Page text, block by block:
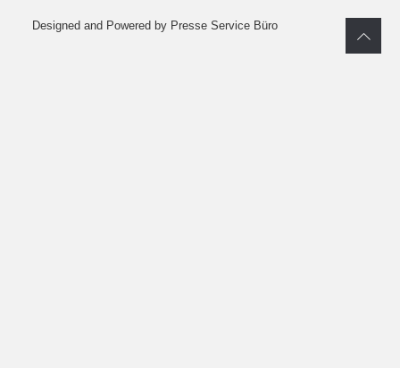
Designed and Powered by Presse Service Büro